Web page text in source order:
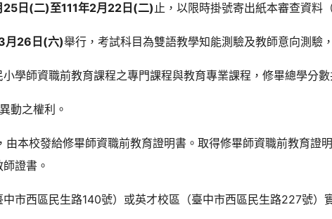
25日(二)至111年2月22日(二)止，以限時掛號寄出紙本審查資料
月26日(六)舉行，考試科目為雙語教學知能測驗及教師意向測驗
學師資職前教育課程之專門課程與教育專業課程，修畢總學分數
動之權利。
本校發給修畢師資職前教育證明書。取得修畢師資職前教育證
證書。
市西區民生路140號）或英才校區（臺中市西區民生路227號）